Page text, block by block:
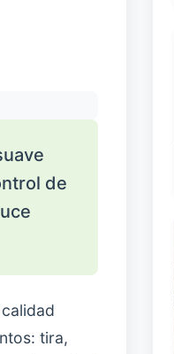
de
tira,